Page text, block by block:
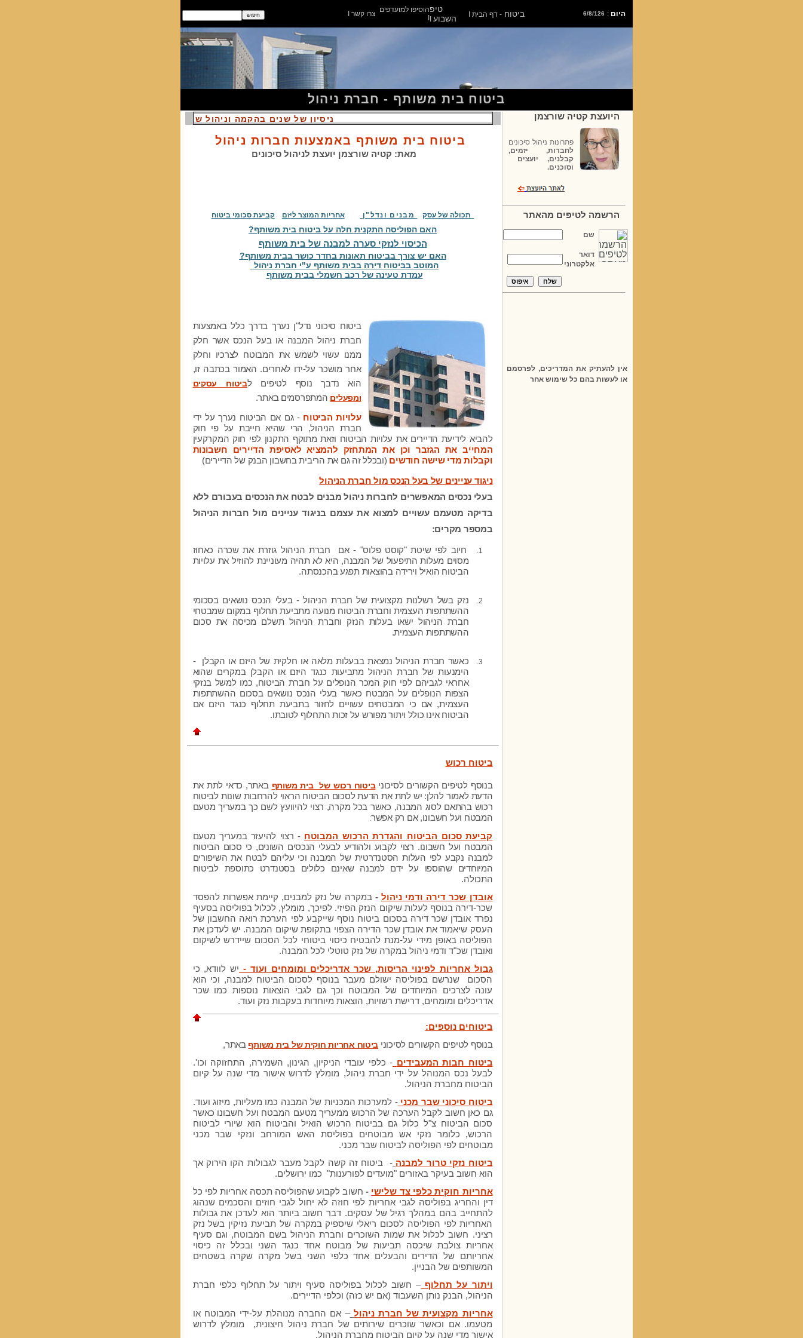
היום :
6/8/126 ביטוח- דף הבית
טיפ
השבוע I
הוסיפו למועדפים צרו קשר
ביטוח בית משותף - חברת ניהול
היועצת קטיה שורצמן
פתרונות ניהול סיכונים
לחברות, יזמים,
קבלנים, יועצים
וסוכנים.
הרשמה לטיפים מהאתר
שם
דואר
אלקטרוני
אין להעתיק את המדריכים, לפרסמם
או לעשות בהם כל שימוש אחר
ניסיון של שנים בהקמה וניהול של אתרי ביטוח
ביטוח בית משותף באמצעות חברות ניהול
מאת: קטיה שורצמן יועצת לניהול סיכונים
תכולה של עסק מבנים ונדל"ן אחריות המוצר ליזם קביעת סכומי ביטוח
האם הפוליסה התקנית חלה על ביטוח בית משותף?
הכיסוי לנזקי סערה למבנה של בית משותף
האם יש צורך בביטוח תאונות בחדר כושר בבית משותף?
המוטב בביטוח דירה בבית משותף ע"י חברת ניהול
עמדת טעינה של רכב חשמלי בבית משותף
ביטוח סיכוני נדל"ן נערך בדרך כלל באמצעות
חברת ניהול המבנה או בעל הנכס אשר חלק
ממנו עשוי לשמש את המבוטח לצרכיו וחלק
אחר מושכר על-ידו לאחרים. האמור בכתבה זו,
הוא נדבך נוסף לטיפים לביטוח עסקים
ומפעלים המתפרסמים באתר.
עלויות הביטוח -גם אם הביטוח נערך על ידי
חברת הניהול, הרי שהיא חייבת על פי חוק
להביא לידיעת הדיירים את עלויות הביטוח וזאת מתוקף התקנון לפי חוק המקרקעין
המחייב את הגזבר וכן את המתחזק להמציא לאסיפת הדיירים חשבונות
וקבלות מדי שישה חודשים (ובכלל זה גם את הריבית בחשבון הבנק של הדיירים)
ניגוד עניינים של בעל הנכס מול חברת הניהול
בעלי נכסים המאפשרים לחברות ניהול מבנים לבטח את הנכסים בעבורם ללא
בדיקה מטעמם עשויים למצוא את עצמם בניגוד עניינים מול חברות הניהול
במספר מקרים:
חיוב לפי שיטת "קוסט פלוס" - אם חברת הניהול גוזרת את שכרה כאחוז
מסוים מעלות התיפעול של המבנה, היא לא תהיה מעוניינת להוזיל את עלויות
הביטוח הואיל וירידה בהוצאות תפגע בהכנסתה.
נזק בשל רשלנות מקצועית של חברת הניהול - בעלי הנכס נושאים בסכומי
ההשתתפות העצמית וחברת הביטוח מנועה מתביעת תחלוף במקום שמבטחי
חברת הניהול ישאו בעלות הנזק וחברת הניהול תשלם מכיסה את סכום
ההשתתפות העצמית.
כאשר חברת הניהול נמצאת בבעלות מלאה או חלקית של היזם או הקבלן -
הימנעות של חברת הניהול מתביעות כנגד היזם או הקבלן במקרים שהוא
אחראי לגביהם לפי חוק המכר הנופלים על חברת הביטוח, כמו למשל בנזקי
הצפות הנופלים על המבטח כאשר בעלי הנכס נושאים בסכום ההשתתפות
העצמית, אם כי המבטחים עשויים לחזור בתביעת תחלוף כנגד היזם אם
הביטוח אינו כולל ויתור מפורש על זכות התחלוף לטובתו.
ביטוח רכוש
בנוסף לטיפים הקשורים לסיכוניביטוח רכוש של בית משותף באתר, כדאי לתת את
הדעת לאמור להלן: יש לתת את הדעת לסכום הביטוח הראוי להרחבות שונות לביטוח
רכוש בהתאם לסוג המבנה, כאשר בכל מקרה, רצוי להיוועץ לשם כך במעריך מטעם
המבטח ועל חשבונו, אם רק אפשר:
קביעת סכום הביטוח והגדרת הרכוש המבוטח - רצוי להיעזר במעריך מטעם
המבטח ועל חשבונו. רצוי לקבוע ולהודיע לבעלי הנכסים השונים, כי סכום הביטוח
למבנה נקבע לפי העלות הסטנדרטית של המבנה וכי עליהם לבטח את השיפורים
המיוחדים שהוספו על ידם למבנה שאינם כלולים בסטנדרט כתוספת לביטוח
התכולה.
אובדן שכר דירה ודמי ניהול - במקרה של נזק למבנים, קיימת אפשרות להפסד
שכר-דירה בנוסף לעלות שיקום הנזק הפיזי. לפיכך, מומלץ, לכלול בפוליסה בסעיף
נפרד אובדן שכר דירה בסכום ביטוח נוסף שייקבע לפי הערכת רואה החשבון של
העסק שיאמוד את אובדן שכר הדירה הצפוי בתקופת שיקום המבנה. יש לעדכן את
הפוליסה באופן מידי על-מנת להבטיח כיסוי ביטוחי לכל הסכום שיידרש לשיקום
ואובדן שכ"ד ודמי ניהול במקרה של נזק טוטלי לכל המבנה.
גבול אחריות לפינוי הריסות, שכר אדריכלים ומומחים ועוד - יש לוודא, כי
הסכום שנרשם בפוליסה ישולם מעבר בנוסף לסכום הביטוח למבנה, וכי הוא
עונה לצרכים המיוחדים של המבוטח וכך גם לגבי הוצאות נוספות כמו שכר
אדריכלים ומומחים, דרישת רשויות, הוצאות מיוחדות בעקבות נזק ועוד.
ביטוחים נוספים:
בנוסף לטיפים הקשורים לסיכוני ביטוח אחריות חוקית של בית משותףבאתר,
ביטוח חבות המעבידים - כלפי עובדי הניקיון, הגינון, השמירה, התחזוקה וכו'.
לבעל נכס המנוהל על ידי חברת ניהול, מומלץ לדרוש אישור מדי שנה על קיום
הביטוח מחברת הניהול.
ביטוח סיכוני שבר מכני- למערכות המכניות של המבנה כמו מעליות, מיזוג ועוד.
גם כאן חשוב לקבל הערכה של הרכוש ממעריך מטעם המבטח ועל חשבונו כאשר
סכום הביטוח צ"ל כלול גם בביטוח הרכוש הואיל והביטוח הוא שיורי לביטוח
הרכוש, כלומר נזקי אש מבוטחים בפוליסת האש המורחב ונזקי שבר מכני
מבוטחים לפי הפוליסה לביטוח שבר מכני.
ביטוח נזקי טרור למבנה - ביטוח זה קשה לקבל מעבר לגבולות הקו הירוק אך
הוא חשוב בעיקר באזורים "מועדים לפורענות" כמו ירושלים.
אחריות חוקית כלפי צד שלישי - חשוב לקבוע שהפוליסה תכסה אחריות לפי כל
דין והחריג בפוליסה לגבי אחריות לפי חוזה לא יחול לגבי חוזים והסכמים שנהוג
להתחייב בהם במהלך רגיל של עסקים. דבר חשוב ביותר הוא לעדכן את גבולות
האחריות לפי הפוליסה לסכום ריאלי שיספיק במקרה של תביעת נזיקין בשל נזק
רציני. חשוב לכלול את שמות השוכרים וחברת הניהול בשם המבוטח, וגם סעיף
אחריות צולבת שיכסה תביעות של מבוטח אחד כנגד השני ובכלל זה כיסוי
אחריותם של הדירים והבעלים אחד כלפי השני בשל מקרה שקרה בשטחים
המשותפים של הבניין.
ויתור על תחלוף –חשוב לכלול בפוליסה סעיף ויתור על תחלוף כלפי חברת
הניהול, הבנק נותן השעבוד (אם יש כזה) וכלפי הדיירים.
אחריות מקצועית של חברת ניהול – אם החברה מנוהלת על-ידי המבוטח או
מטעמו. אם וכאשר שוכרים שירותים של חברת ניהול חיצונית, מומלץ לדרוש
אישור מדי שנה על קיום הביטוח מחברת הניהול.